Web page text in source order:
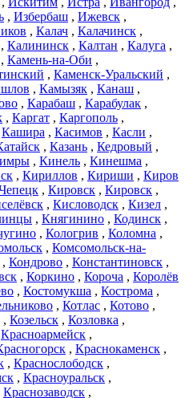
, Избербаш , Ижевск ,
, Калач , Калачинск ,
, Калининск , Калтан , Калуга ,
, Камень-на-Оби ,
, Каменск-Уральский ,
, Камызяк , Канаш ,
, Карабаш , Карабулак ,
, Каргат , Каргополь ,
Кашира , Касимов , Касли ,
, Казань , Кедровый ,
, Кинель , Кинешма ,
, Кириллов , Кириши , Киров
, Кировск , Кировск ,
, Кисловодск , Кизел ,
, Княгинино , Кодинск ,
, Кологрив , Коломна ,
, Комсомольск-на-
, Кондрово , Константиновск ,
, Коркино , Короча , Королёв
, Костомукша , Кострома ,
, Котлас , Котово ,
, Козельск , Козловка ,
Красноармейск ,
, Краснокаменск ,
, Краснослободск ,
, Красноуральск ,
Краснозаводск ,